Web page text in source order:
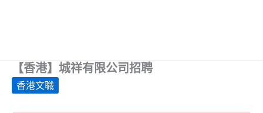
【香港】城祥有限公司招聘
香港文職